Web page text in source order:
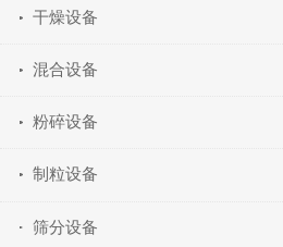
干燥设备
混合设备
粉碎设备
制粒设备
筛分设备